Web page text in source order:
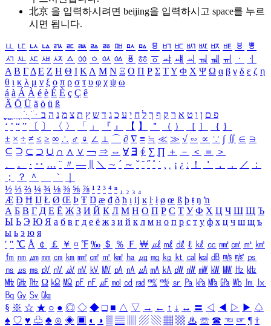
北京 을 입력하시려면 beijing을 입력하시고 space를 누르
시면 됩니다.
ㅥ ㅦ ㅧ ㅨ ㅩ ㅪ ㅫ ㅬ ㅭ ㅮ ㅯ ㅰ ㅱ ㅲ ㅳ ㅴ ㅵ ㅶ ㅷ ㅸ
ㅹ
ㅺ ㅻ ㅼ ㅽ ㅾ ㅿ ㆀ ㆁ ㆂ ㆃ ㆄ ㆅ ㆆ ㆇ ㆈ ㆉ ㆊ ㆋ ㆌ ㆍ
ㆎ
Α Β ΓΔ Ε Ζ Η Θ Ι ΚΛ Μ Ν Ξ Ο Π Ρ Σ ΤΥ Φ Χ Ψ Ω α β γ δ ε ζ η
θ ι κ λ μ ν ξ ο π ρ σ τ υ φ χ ψ ω
á à Á À é è É È ç Ç ê
Ä Ö Ü ä ö ü ß
ִֶֹ ֻּ ׁׂ פ ם ן ו ט א ר ק ף ך ל ח י ע כ ג ד ש ץ ת צ מ נ ה ב
‘ ’ “ ” 〔 〕 〈 〉 「 」 『 』 【 】 ＂ （ ） ［ ］ ｛ ｝
± × ÷ ≠ ≤ ≥ ∞ ∴ ♂ ♀ ∠ ⊥ ⌒ ∂ ∇ ≡ ≒ ≪ ≫ √ ∽ ∝ ∵ ∫ ∬ ∈ ∋
⊆ ⊇ ⊂ ⊃ ∪ ∩ ∧ ∨ ￢ ⇒ ⇔ ∀ ∃ ∮ ∑ ∏ ＋ － ＜ ＝
＞
、
。 · ‥ … ¨ 〃 ― ＼ ∼ ´ ～ ˇ ˘ ˝ ˚ ˙ ¸ ¡ ¿ ː ！ ＇ ， ． ／
：
；
？ ＾ ｀
½ ⅓ ⅔ ¼ ¾ ⅛ ⅜ ⅝ ⅞ ¹ ² ³ ⁴ ⁿ ₁ ₂ ₃ ₄
Æ Ð Ħ Ĳ Ł Ø Œ Þ Ŧ Ŋ æ đ ð ħ ı ĳ ĸ ŀ ł ø œ ß þ ŧ ŋ ŉ
А Б В Г Д Е Ё Ж З И Й К Л М Н О П Р С Т У Ф Х Ц Ч Ш Щ Ъ
Ы Ь Э Ю Я а б в г д е ё ж з и й к л м н о п р с т у ф х ц ч ш щ ъ
ы ь э ю я
′ ″ ℃ Å ￠ ￡ ￥ ¤ ℉ ‰ ＄ ％ Ｆ ￦ ㎕ ㎖ ㎗ ℓ ㎘ ㏄ ㎣ ㎤ ㎥ ㎦
㎙ ㎚ ㎛ ㎜ ㎝ ㎞ ㎟ ㎠ ㎡ ㎢ ㏊ ㎍ ㎎ ㎏ ㏏ ㎈ ㎉ ㏈ ㎧ ㎨ ㎰
㎱ ㎲ ㎳ ㎴ ㎵ ㎶ ㎷ ㎸ ㎹ ㎀ ㎁ ㎂ ㎃ ㎄ ㎺ ㎻ ㎽ ㎾ ㎿ ㎐ ㎑
㎒ ㎓ ㎔ Ω ㏀ ㏁ ㎊ ㎋ ㎌ ㏖ ㏅ ㎭ ㎮ ㎯ ㏛ ㎩ ㎪ ㎫ ㎬ ㏝ ㏐
㏓
㏃ ㏉ ㏜ ㏆
§ ※ ☆ ★ ○ ● ◎ ◇ ◆ □ ■ △ ▽ → ← ↑ ↓ ↔ 〓 ◁ ◀ ▷ ▶ ♤
♠ ♡ ♥ ♧ ♣ ⊙ ◈ ▣ ◐ ◑ ▒ ▤ ▨ ▧ ▦ ▩ ♨ ☏ ☎ ☜ ☞ ¶ †